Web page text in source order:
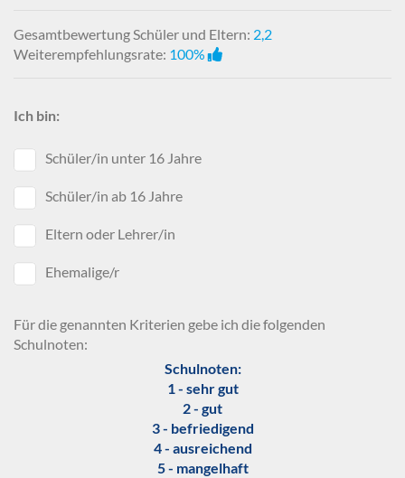
Gesamtbewertung Schüler und Eltern: 2,2
Weiterempfehlungsrate: 100%
Ich bin:
Schüler/in unter 16 Jahre
Schüler/in ab 16 Jahre
Eltern oder Lehrer/in
Ehemalige/r
Für die genannten Kriterien gebe ich die folgenden
Schulnoten:
Schulnoten:
1 - sehr gut
2 - gut
3 - befriedigend
4 - ausreichend
5 - mangelhaft